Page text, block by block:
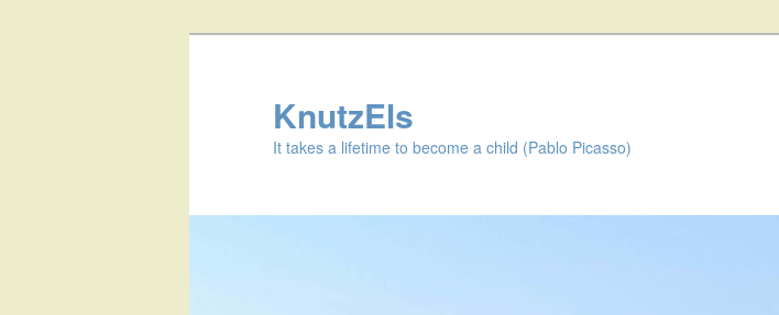
KnutzEls
It takes a lifetime to become a child (Pablo Picasso)